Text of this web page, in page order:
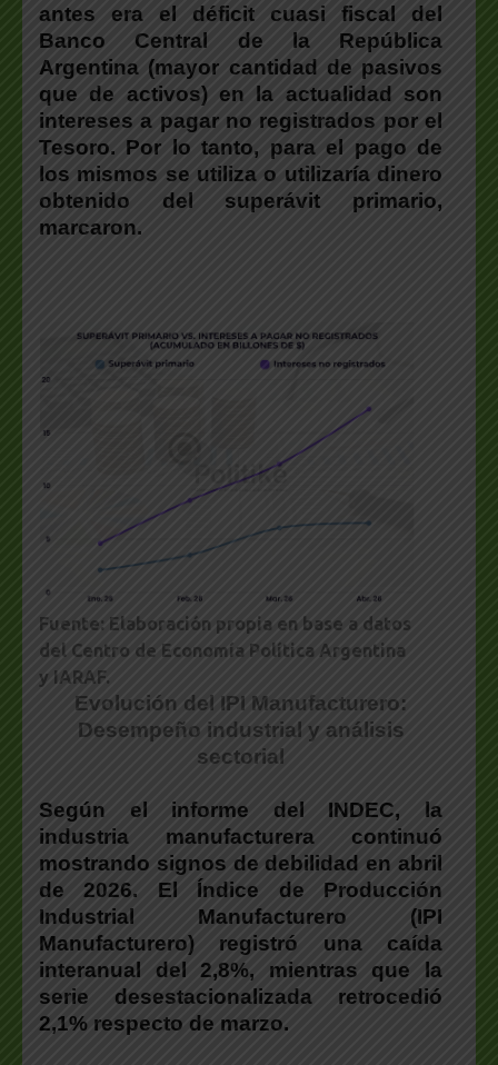
antes era el déficit cuasi fiscal del
Banco Central de la República
Argentina (mayor cantidad de pasivos
que de activos) en la actualidad son
intereses a pagar no registrados por el
Tesoro. Por lo tanto, para el pago de
los mismos se utiliza o utilizaría dinero
obtenido del superávit primario,
marcaron.
Fuente: Elaboración propia en base a datos
del Centro de Economía Política Argentina
y IARAF.
Evolución del IPI Manufacturero:
Desempeño industrial y análisis
sectorial
Según el informe del INDEC, la
industria manufacturera continuó
mostrando signos de debilidad en abril
de 2026. El Índice de Producción
Industrial Manufacturero (IPI
Manufacturero) registró una caída
interanual del 2,8%, mientras que la
serie desestacionalizada retrocedió
2,1% respecto de marzo.